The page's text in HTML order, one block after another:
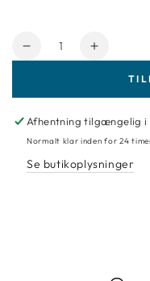
Antal
Reducer
komar
backstein
Forøg
komar
Afhentning tilgængelig i
Normalt klar inden for 24
Se butikoplysninger